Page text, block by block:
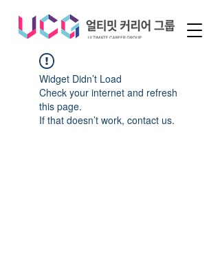
Widget Didn’t Load
Check your internet and refresh
this page.
If that doesn’t work, contact us.